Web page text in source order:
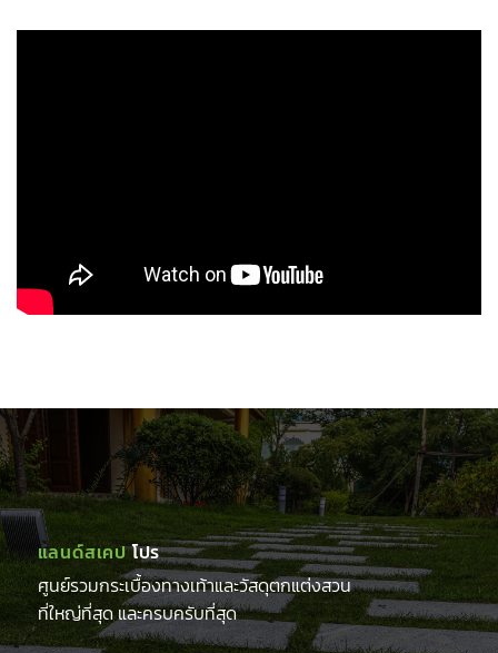
แลนด์สเคปโปร
ศูนย์รวมกระเบื้องทางเท้าและวัสดุตกแต่งสวน
ที่ใหญ่ที่สุด และครบครับที่สุด